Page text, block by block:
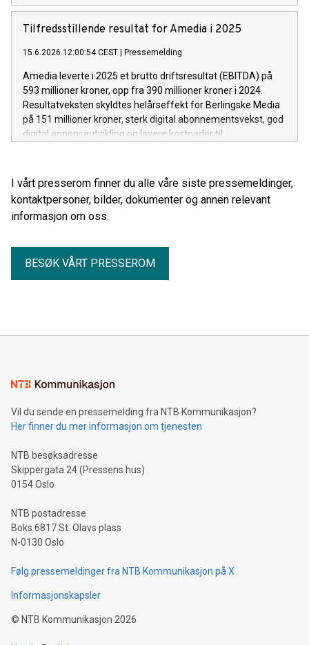
Tilfredsstillende resultat for Amedia i 2025
15.6.2026 12:00:54 CEST Pressemelding
Amedia leverte i 2025 et brutto driftsresultat (EBITDA) på
593 millioner kroner, opp fra 390 millioner kroner i 2024.
Resultatveksten skyldtes helårseffekt for Berlingske Media
på 151 millioner kroner, sterk digital abonnementsvekst, god
digital annonseutvikling og lavere kostnader til
I vårt presserom finner du alle våre siste pressemeldinger,
kontaktpersoner, bilder, dokumenter og annen relevant
informasjon om oss.
BESØK VÅRT PRESSEROM
Vil du sende en pressemelding fra NTB Kommunikasjon?
Her finner du mer informasjon om tjenesten
NTB besøksadresse
Skippergata 24 (Pressens hus)
0154 Oslo
NTB postadresse
Boks 6817 St. Olavs plass
N-0130 Oslo
Følg pressemeldinger fra NTB Kommunikasjon på X
Informasjonskapsler
© NTB Kommunikasjon 2026